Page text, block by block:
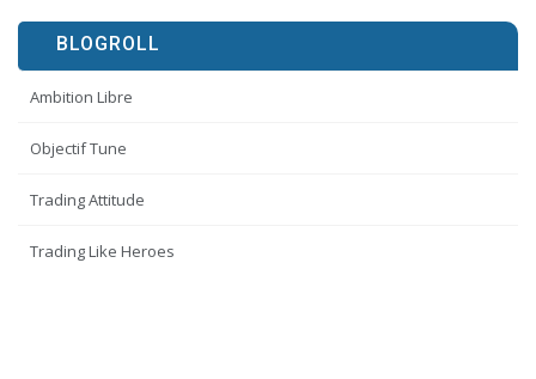
BLOGROLL
Ambition Libre
Objectif Tune
Trading Attitude
Trading Like Heroes